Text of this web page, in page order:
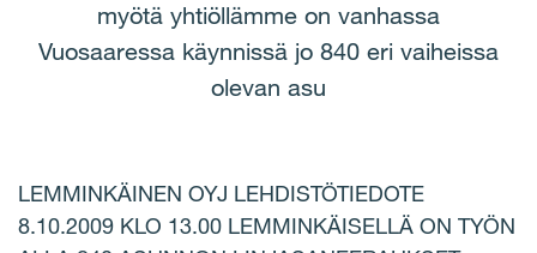
myötä yhtiöllämme on vanhassa
Vuosaaressa käynnissä jo 840 eri vaiheissa
olevan asu
LEMMINKÄINEN OYJ LEHDISTÖTIEDOTE
8.10.2009 KLO 13.00 LEMMINKÄISELLÄ ON TYÖN